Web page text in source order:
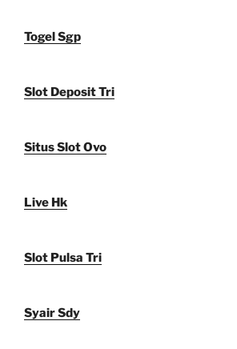
Togel Sgp
Slot Deposit Tri
Situs Slot Ovo
Live Hk
Slot Pulsa Tri
Syair Sdy